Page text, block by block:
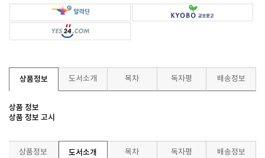
상품정보 도서소개 목차 독자평 배송정보
상품 정보
상품 정보 고시
상품정보 도서소개 목차 독자평 배송정보